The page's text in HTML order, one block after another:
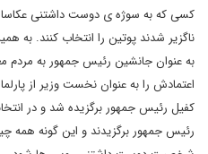
ناگزیر شدند پوتین را انتخاب کنند. به
به عنوان جانشین رئیس جمهور به مردم
رئیس جمهور برگزیدند و این گونه همه